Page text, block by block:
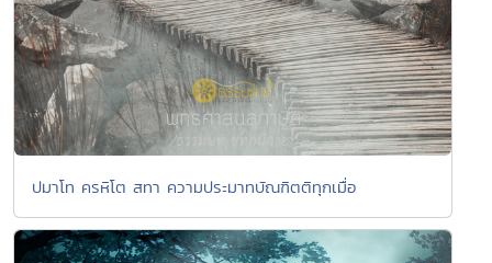
ปมาโท ครหิโต สทา ความประมาทบัณฑิตติทุกเมื่อ